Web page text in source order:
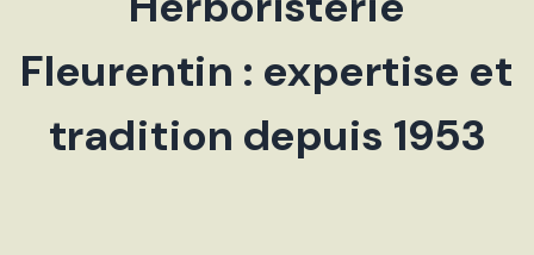
Fleurentin : expertise et
tradition depuis 1953